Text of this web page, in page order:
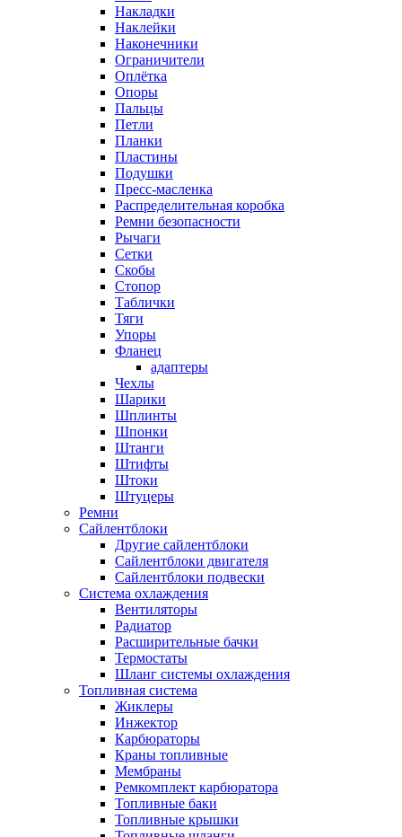
Накладки
Наклейки
Наконечники
Ограничители
Оплётка
Опоры
Пальцы
Петли
Планки
Пластины
Подушки
Пресс-масленка
Распределительная коробка
Ремни безопасности
Рычаги
Сетки
Скобы
Стопор
Таблички
Тяги
Упоры
Фланец
адаптеры
Чехлы
Шарики
Шплинты
Шпонки
Штанги
Штифты
Штоки
Штуцеры
Ремни
Сайлентблоки
Другие сайлентблоки
Сайлентблоки двигателя
Сайлентблоки подвески
Система охлаждения
Вентиляторы
Радиатор
Расширительные бачки
Термостаты
Шланг системы охлаждения
Топливная система
Жиклеры
Инжектор
Карбюраторы
Краны топливные
Мембраны
Ремкомплект карбюратора
Топливные баки
Топливные крышки